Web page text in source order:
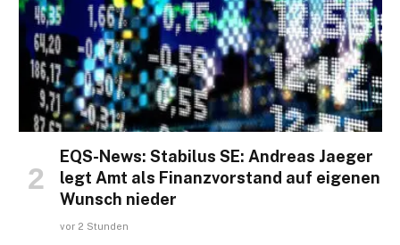
EQS-News: Stabilus SE: Andreas Jaeger
legt Amt als Finanzvorstand auf eigenen
Wunsch nieder
vor 2 Stunden